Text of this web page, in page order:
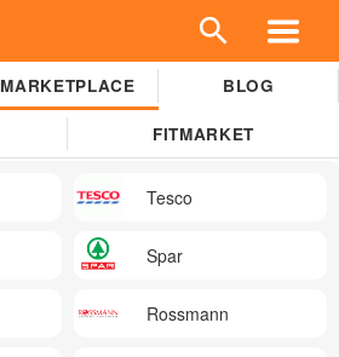
MARKETPLACE BLOG
FITMARKET
Tesco
Spar
Rossmann